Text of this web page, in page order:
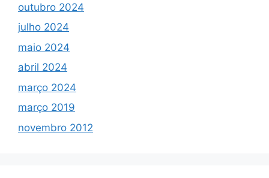
outubro 2024
julho 2024
maio 2024
abril 2024
março 2024
março 2019
novembro 2012